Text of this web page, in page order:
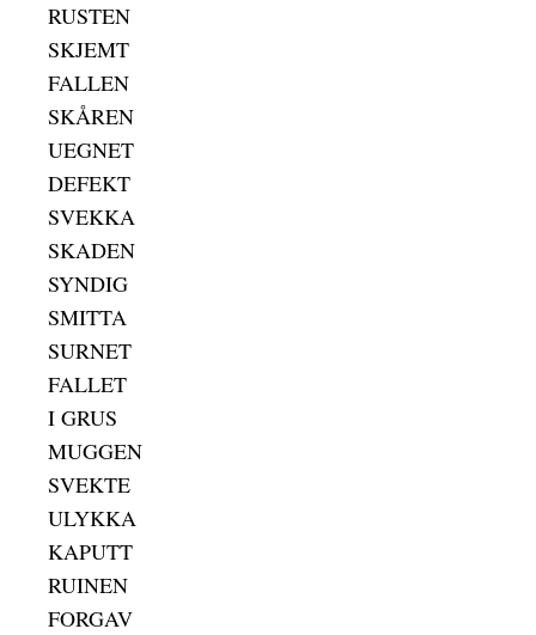
RUSTEN
SKJEMT
FALLEN
SKÅREN
UEGNET
DEFEKT
SVEKKA
SKADEN
SYNDIG
SMITTA
SURNET
FALLET
I GRUS
MUGGEN
SVEKTE
ULYKKA
KAPUTT
RUINEN
FORGAV